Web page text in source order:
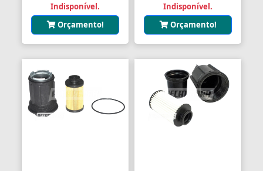
Indisponível.
Orçamento!
Indisponível.
Orçamento!